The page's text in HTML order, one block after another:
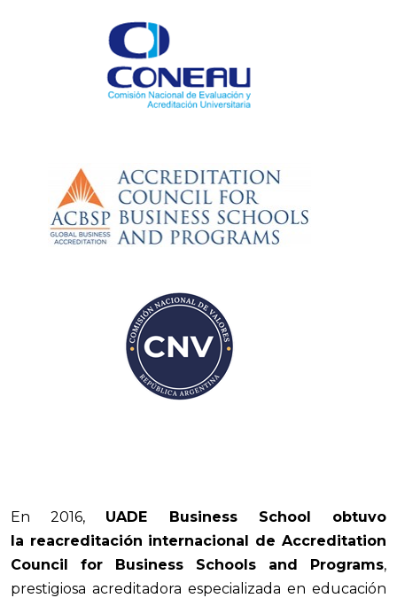
En 2016, UADE Business School obtuvo
la reacreditación internacional de Accreditation
Council for Business Schools and Programs,
prestigiosa acreditadora especializada en educación